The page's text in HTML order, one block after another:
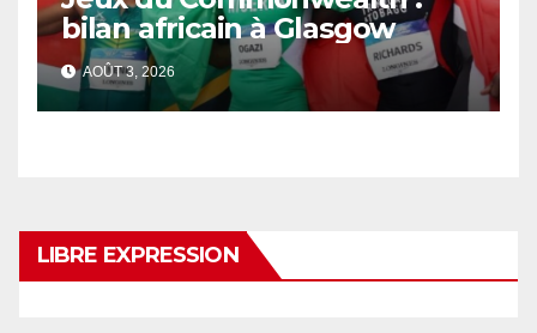
bilan africain à Glasgow
AOÛT 3, 2026
LIBRE EXPRESSION